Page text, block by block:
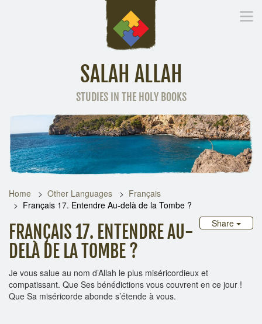
SALAH ALLAH
STUDIES IN THE HOLY BOOKS
Home Other
Home Other Languages
Français
Français 17. Entendre Au-delà de la Tombe ?
Share
FRANÇAIS 17. ENTENDRE AU-
DELÀ DE LA TOMBE ?
Je vous salue au nom d’Allah le plus miséricordieux et
compatissant. Que Ses bénédictions vous couvrent en ce jour !
Que Sa miséricorde abonde s’étende à vous.